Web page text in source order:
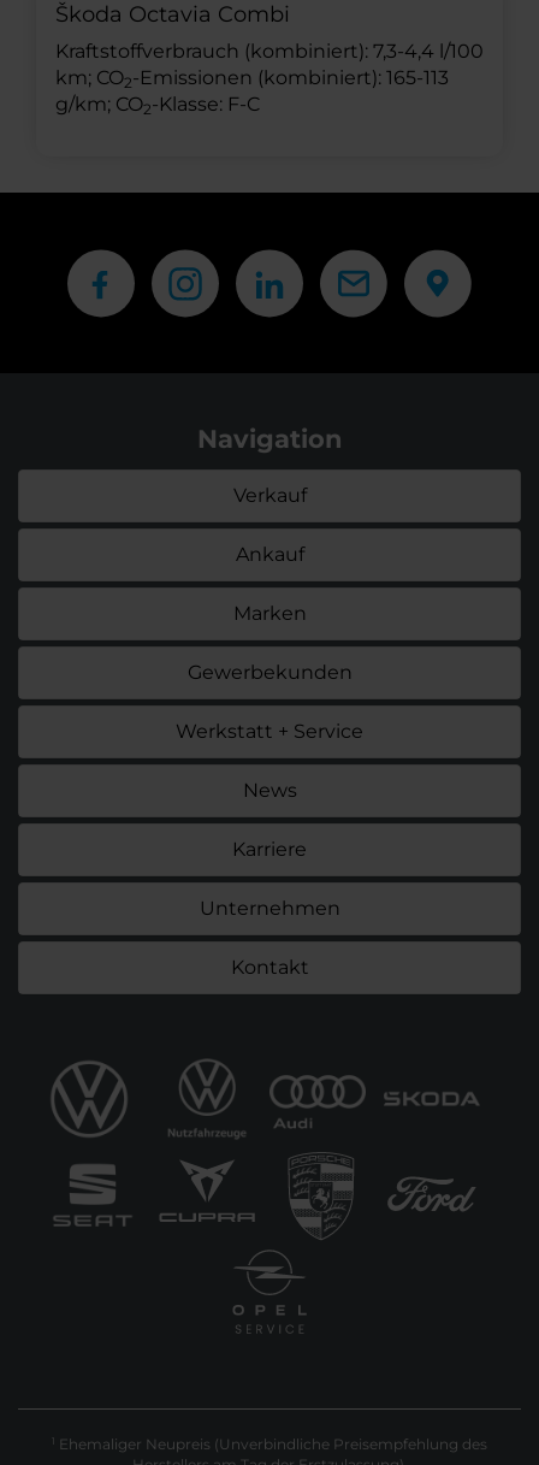
Škoda Octavia Combi
Kraftstoffverbrauch (kombiniert): 7,3-4,4 l/100
km; CO2-Emissionen (kombiniert): 165-113
g/km; CO2-Klasse: F-C
Navigation
Verkauf
Ankauf
Marken
Gewerbekunden
Werkstatt + Service
News
Karriere
Unternehmen
Kontakt
1 Ehemaliger Neupreis (Unverbindliche Preisempfehlung des